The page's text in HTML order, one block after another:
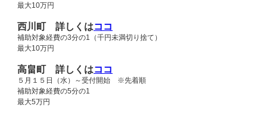
最大10万円
西川町 詳しくはココ
補助対象経費の3分の1（千円未満切り捨て）
最大10万円
高畠町 詳しくはココ
５月１５日（水）～受付開始 ※先着順
補助対象経費の5分の1
最大5万円